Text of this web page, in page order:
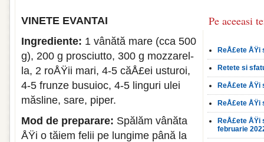
Pe aceeasi
ReÅ£ete ÅŸi
Retete si
ReÅ£ete ÅŸi
ReÅ£ete ÅŸi
ReÅ£ete
februarie
VINETE EVANTAI
Ingrediente: 1 vânătă mare (cca 500
g), 200 g prosciutto, 300 g mozzarel­
la, 2 roÅŸii mari, 4-5 căÅ£ei usturoi,
4-5 frunze busuioc, 4-5 linguri ulei
măsli­ne, sare, piper.
Mod de preparare: Spălăm vânăta
ÅŸi o tăiem felii pe lungime până la